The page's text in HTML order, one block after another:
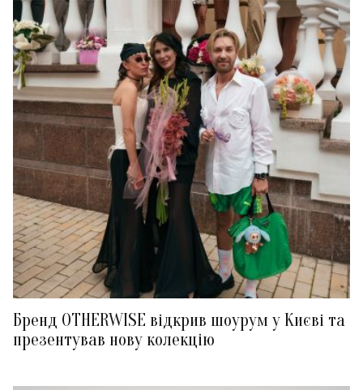
Бренд OTHERWISE відкрив шоурум у Києві та
презентував нову колекцію